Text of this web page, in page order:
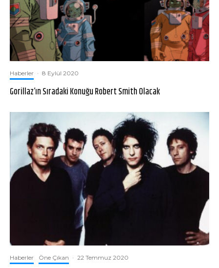
Haberler · 8 Eylül 2020
Gorillaz’ın Sıradaki Konuğu Robert Smith Olacak
Haberler Öne Çıkan · 22 Temmuz 2020